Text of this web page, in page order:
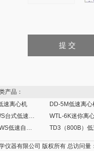
产品：
速离心机
DD-5M低速离心
TD5A-WS台式低速离心机
WTL-6K迷你离
TDZ4A-WS低速自动平衡离心机
仪器有限公司 版权所有 总访问量